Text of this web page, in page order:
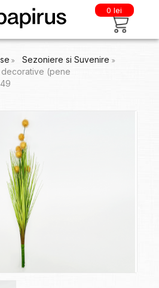
0 lei
Sezoniere si Suvenire
decorative (pene